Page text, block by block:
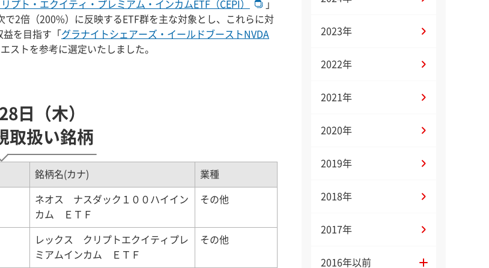
リプト・エクイティ・プレミアム・インカムETF（CEPI）
」
2倍（200%）に反映するETF群を主な対象とし、これらに対
を目指す「 グラナイトシェアーズ・イールドブーストNVDA
ストを参考に選定いたしました。
日（木）
取扱い銘柄
銘柄名(カナ) 業種
ネオス ナスダック１００ハイイン
カム ＥＴＦ
その他
レックス クリプトエクイティプレ
ミアムインカム ＥＴＦ
その他
2023年
2022年
2021年
2020年
2019年
2018年
2017年
2016年以前